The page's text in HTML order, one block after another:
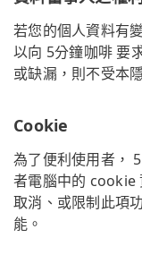
若您的個人資料有
以向 5分鐘咖啡 要
或缺漏，則不受本
Cookie
為了便利使用者，
者電腦中的 cookie
取消、或限制此項
能。